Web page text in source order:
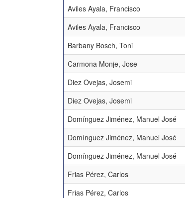
Aviles Ayala, Francisco
Aviles Ayala, Francisco
Barbany Bosch, Toni
Carmona Monje, Jose
Diez Ovejas, Josemi
Diez Ovejas, Josemi
Domínguez Jiménez, Manuel José
Domínguez Jiménez, Manuel José
Domínguez Jiménez, Manuel José
Frias Pérez, Carlos
Frias Pérez, Carlos